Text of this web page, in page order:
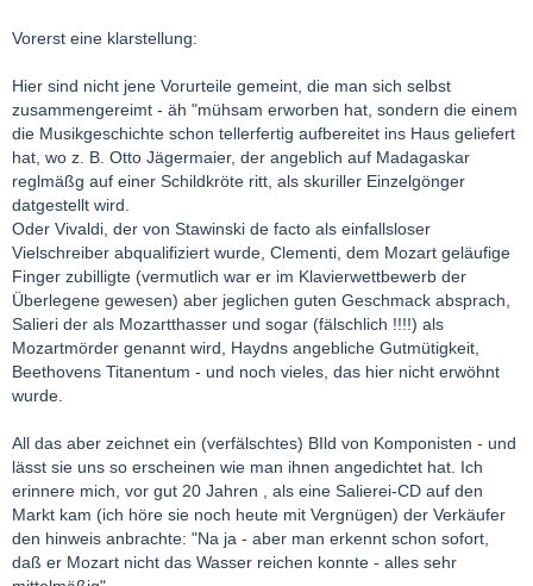
Vorerst eine klarstellung:
Hier sind nicht jene Vorurteile gemeint, die man sich selbst
zusammengereimt - äh "mühsam erworben hat, sondern die einem
die Musikgeschichte schon tellerfertig aufbereitet ins Haus geliefert
hat, wo z. B. Otto Jägermaier, der angeblich auf Madagaskar
reglmäßg auf einer Schildkröte ritt, als skuriller Einzelgönger
datgestellt wird.
Oder Vivaldi, der von Stawinski de facto als einfallsloser
Vielschreiber abqualifiziert wurde, Clementi, dem Mozart geläufige
Finger zubilligte (vermutlich war er im Klavierwettbewerb der
Überlegene gewesen) aber jeglichen guten Geschmack absprach,
Salieri der als Mozartthasser und sogar (fälschlich !!!!) als
Mozartmörder genannt wird, Haydns angebliche Gutmütigkeit,
Beethovens Titanentum - und noch vieles, das hier nicht erwöhnt
wurde.
All das aber zeichnet ein (verfälschtes) BIld von Komponisten - und
lässt sie uns so erscheinen wie man ihnen angedichtet hat. Ich
erinnere mich, vor gut 20 Jahren , als eine Salierei-CD auf den
Markt kam (ich höre sie noch heute mit Vergnügen) der Verkäufer
den hinweis anbrachte: "Na ja - aber man erkennt schon sofort,
daß er Mozart nicht das Wasser reichen konnte - alles sehr